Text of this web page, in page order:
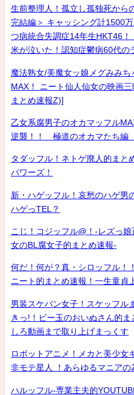
生前整理人！孤立し孤独死から
完結編＞ キャッシング計1500
つ病統合失調症14年生HKT46
米が泣いた！認知症鬱病60代の
魔法熟女/美魔女ッ娘メグみみ
MAX！ ニート仙人仙女の映画
まとめ速報Z)]
乙女系腐男子のオカマッフル
逆襲！！ 極道のオカマたち編
タダッフル！ネトゲ廃人的まと
パワーズ！
新・ハゲッフル！哀愁のハゲ男
ハゲっTEL？
こじ！コジッフル@！-レズっ
女のBL腐女子的まとめ速報-
何だ！何が？真・シロッフル
ニート的まとめ速報！一生童貞
男装スケバン女子！スケッフル
きっ!！ビー玉のおいぬさん的
しろ動画まで取り上げまっくす
ロボットアニメ！メカと美少女
非モテ星人 ！あらゆるマニアの
ハルッフル-専業主夫的